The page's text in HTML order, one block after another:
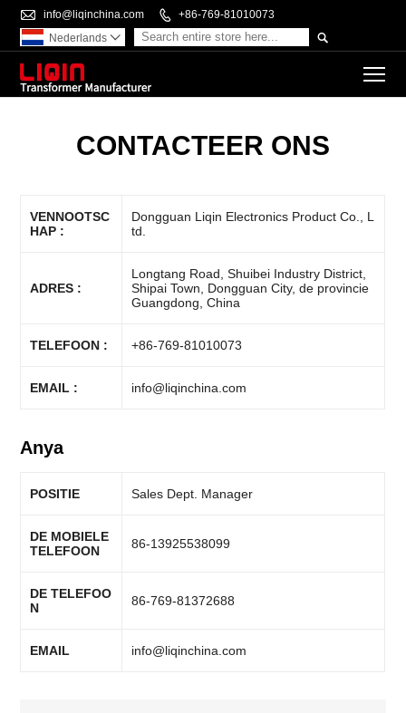
 info@liqinchina.com  +86-769-81010073

Nederlands 
CONTACTEER ONS
VENNOOTSC
HAP :
Dongguan Liqin Electronics Product Co., L
td.
ADRES :
Longtang Road, Shuibei Industry District,
Shipai Town, Dongguan City, de provincie
Guangdong, China
TELEFOON : +86-769-81010073
EMAIL : info@liqinchina.com
Anya
POSITIE Sales Dept. Manager
DE MOBIELE
TELEFOON
86-13925538099
DE TELEFOO
N
86-769-81372688
EMAIL info@liqinchina.com